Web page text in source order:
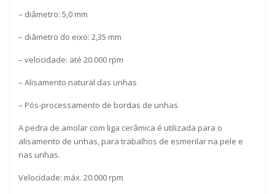
– diâmetro: 5,0 mm
– diâmetro do eixo: 2,35 mm
– velocidade: até 20.000 rpm
– Alisamento natural das unhas
– Pós-processamento de bordas de unhas
A pedra de amolar com liga cerâmica é utilizada para o
alisamento de unhas, para trabalhos de esmerilar na pele e
nas unhas.
Velocidade: máx. 20.000 rpm